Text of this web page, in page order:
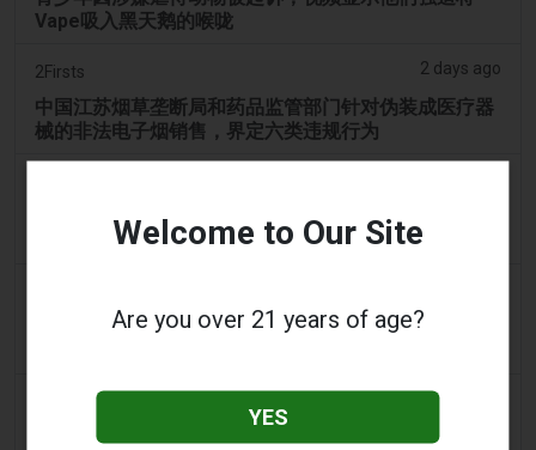
Vape吸入黑天鹅的喉咙
2Firsts 2 days ago
中国江苏烟草垄断局和药品监管部门针对伪装成医疗器
械的非法电子烟销售，界定六类违规行为
宾夕法尼亚州在宪法挑战中捍卫风味电子烟法 -
Tobacco Reporter
利润高于学生：价值十亿美元的电子烟丑闻正在毒害纳
7NEWS Australia 3 days ago
少年在曼多拉法院因黑天鹅电子烟视频被起诉
Welcome to Our Site
Are you over 21 years of age?
YES